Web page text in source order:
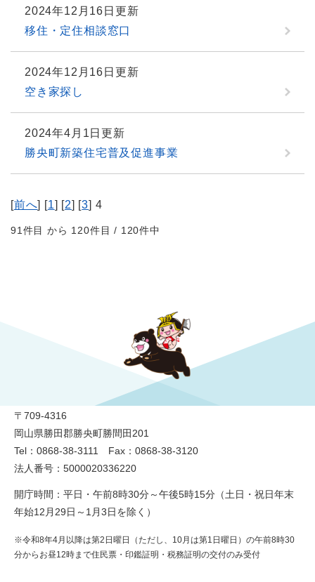
2024年12月16日更新
移住・定住相談窓口
2024年12月16日更新
空き家探し
2024年4月1日更新
勝央町新築住宅普及促進事業
[前へ] [1] [2] [3] 4
91件目 から 120件目 / 120件中
〒709-4316
岡山県勝田郡勝央町勝間田201
Tel：0868-38-3111 Fax：0868-38-3120
法人番号：5000020336220
開庁時間：平日・午前8時30分～午後5時15分（土日・祝日年末
年始12月29日～1月3日を除く）
※令和8年4月以降は第2日曜日（ただし、10月は第1日曜日）の午前8時30
分からお昼12時まで住民票・印鑑証明・税務証明の交付のみ受付